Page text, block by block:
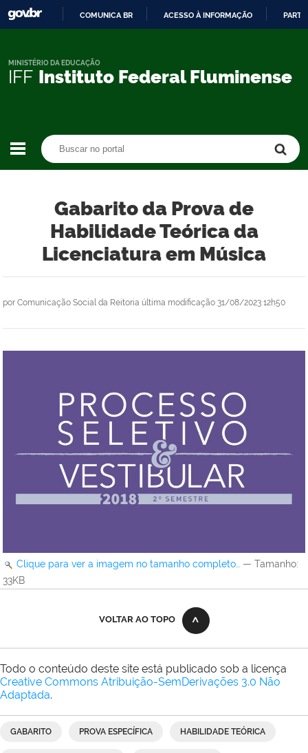
CONTEÚDO
COMUNICA BR ACESSO À INFORMAÇÃO
IFF Instituto Federal Fluminense
MINISTÉRIO DA EDUCAÇÃO
Gabarito da Prova de
Habilidade Teórica da
Licenciatura em Música
por Comunicação Social da Reitoria última modificação 31/08/2023 12h50
Clique para ver a imagem no tamanho completo… — Tamanho:
33KB
VOLTAR AO TOPO
Todo o conteúdo deste site está publicado sob a licença
Creative Commons Atribuição-SemDerivações 3.0 Não
Adaptada.
GABARITO PROVA ESPECÍFICA HABILIDADE TEÓRICA